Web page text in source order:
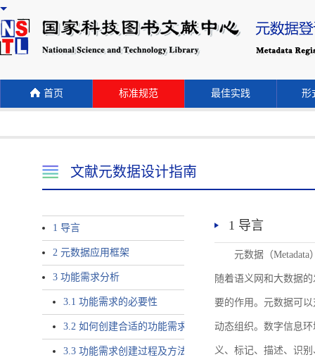
首页 标准规范 最佳实践 形
文献元数据设计指南
1 导言
2 元数据应用框架
3 功能需求分析
3.1 功能需求的必要性
3.2 如何创建合适的功能需求
3.3 功能需求创建过程及方法
1 导言
元数据（
随着语义网和大数据
要的作用。元数据可
动态组织。数字信息
义、标记、描述、识